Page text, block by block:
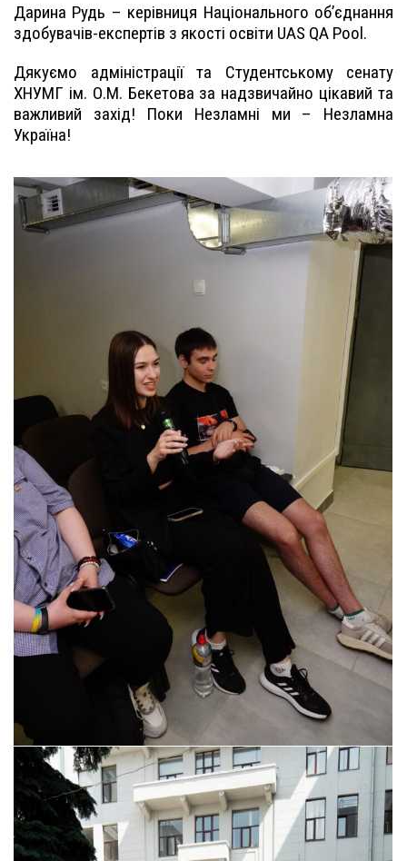
Дарина Рудь – керівниця Національного обʼєднання
здобувачів-експертів з якості освіти UAS QA Pool.
Дякуємо адміністрації та Студентському сенату
ХНУМГ ім. О.М. Бекетова за надзвичайно цікавий та
важливий захід! Поки Незламні ми – Незламна
Україна!